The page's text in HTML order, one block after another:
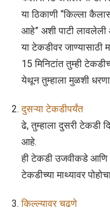
या ठिकाणी “किल्ला
आहे” अशी पाटी
या टेकडीवर जाण्यासाठी
15 मिनिटांत तुम्ही
येथून तुम्हाला मुळशी
दुसऱ्या टेकडीपर्यंत
ढे, तुम्हाला दुसरी टेकडी
आहे.
ही टेकडी उजवीकडे आणि
टेकडीच्या माथ्यावर
किल्ल्यावर चढणे